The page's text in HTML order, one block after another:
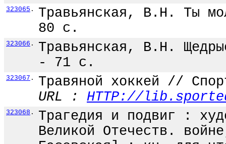
323065 .
Травьянская, В.Н. Ты
80 с.
323066 .
Травьянская, В.Н.
- 71 с.
323067 .
Травяной хоккей //
URL : HTTP://
323068 .
Трагедия и подвиг :
Великой Отечеств.